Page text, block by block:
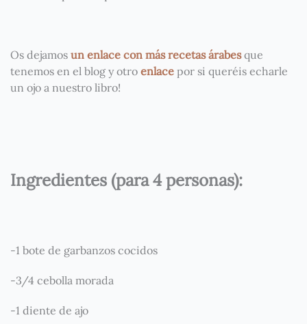
Os dejamos un enlace con más recetas árabes que
tenemos en el blog y otro enlace por si queréis echarle
un ojo a nuestro libro!
Ingredientes (para 4 personas):
-1 bote de garbanzos cocidos
-3/4 cebolla morada
-1 diente de ajo